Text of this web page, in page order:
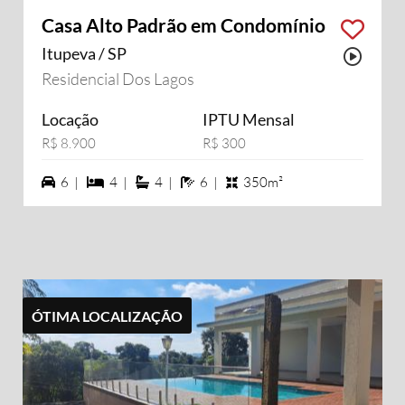
Casa Alto Padrão em Condomínio
Itupeva / SP
Residencial Dos Lagos
Locação
R$ 8.900
IPTU Mensal
R$ 300
6 vagas na garagem
6 | 4 dormiórios
4 | 4 suítes
4 | 6 banheiros
6 | 350m²
ÓTIMA LOCALIZAÇÃO